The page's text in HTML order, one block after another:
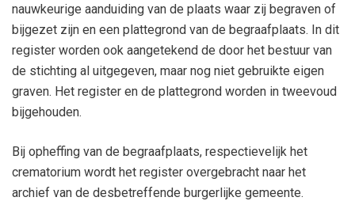
nauwkeurige aanduiding van de plaats waar zij begraven of
bijgezet zijn en een plattegrond van de begraafplaats. In dit
register worden ook aangetekend de door het bestuur van
de stichting al uitgegeven, maar nog niet gebruikte eigen
graven. Het register en de plattegrond worden in tweevoud
bijgehouden.
Bij opheffing van de begraafplaats, respectievelijk het
crematorium wordt het register overgebracht naar het
archief van de desbetreffende burgerlijke gemeente.